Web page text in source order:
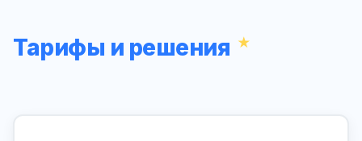
Тарифы и решения